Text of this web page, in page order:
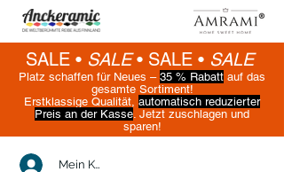
SALE • SALE• SALE • SALE
Platz schaffen für Neues – 35 % Rabatt auf das
gesamte Sortiment!
Erstklassige Qualität, automatisch reduzierter
Preis an der Kasse. Jetzt zuschlagen und
sparen!
Mein Konto